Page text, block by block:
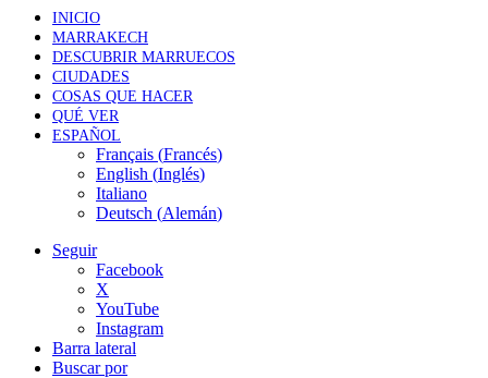
INICIO
MARRAKECH
DESCUBRIR MARRUECOS
CIUDADES
COSAS QUE HACER
QUÉ VER
ESPAÑOL
Français (Francés)
English (Inglés)
Italiano
Deutsch (Alemán)
Seguir
Facebook
X
YouTube
Instagram
Barra lateral
Buscar por